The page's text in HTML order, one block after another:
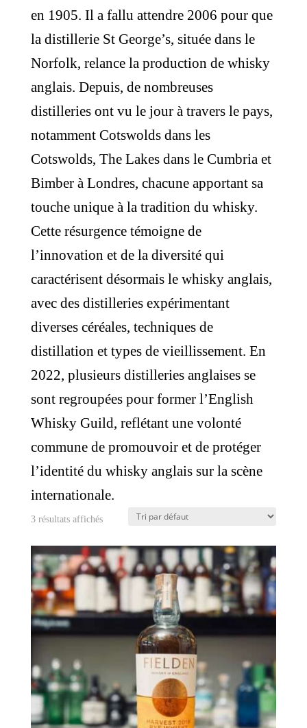
en 1905. Il a fallu attendre 2006 pour que
la distillerie St George’s, située dans le
Norfolk, relance la production de whisky
anglais. Depuis, de nombreuses
distilleries ont vu le jour à travers le pays,
notamment Cotswolds dans les
Cotswolds, The Lakes dans le Cumbria et
Bimber à Londres, chacune apportant sa
touche unique à la tradition du whisky.
Cette résurgence témoigne de
l’innovation et de la diversité qui
caractérisent désormais le whisky anglais,
avec des distilleries expérimentant
diverses céréales, techniques de
distillation et types de vieillissement. En
2022, plusieurs distilleries anglaises se
sont regroupées pour former l’English
Whisky Guild, reflétant une volonté
commune de promouvoir et de protéger
l’identité du whisky anglais sur la scène
internationale.
3 résultats affichés